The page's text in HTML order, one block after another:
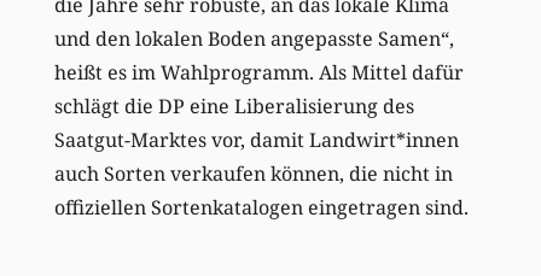
und den lokalen Boden angepasste Samen“,
heißt es im Wahlprogramm. Als Mittel dafür
schlägt die DP eine Liberalisierung des
Saatgut-Marktes vor, damit Landwirt*innen
auch Sorten verkaufen können, die nicht in
offiziellen Sortenkatalogen eingetragen sind.